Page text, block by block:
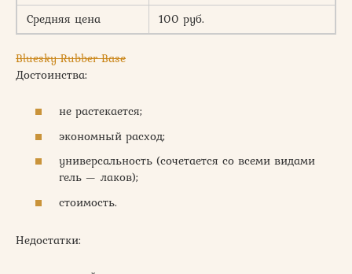
Средняя цена
100 руб.
Bluesky Rubber Base
Достоинства:
не растекается;
экономный расход;
универсальность (сочетается со всеми видами
гель — лаков);
стоимость.
Недостатки: